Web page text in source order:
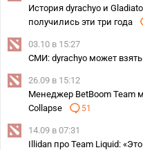
История dyrachyo и
получились эти три года
03.10 в 15:27
СМИ: dyrachyo может
26.09 в 15:12
Менеджер BetBoom Team
Collapse
51
14.09 в 07:31
Illidan про Team Liquid: